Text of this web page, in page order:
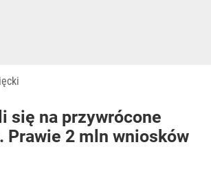
się na przywrócone
Prawie 2 mln wniosków